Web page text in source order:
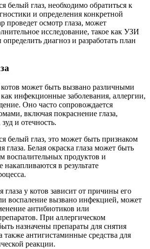
белый глаз, необходимо обратиться к
и определения конкретной
проведет осмотр глаза, может
исследование, такое как УЗИ
диагноз и разработать план
котов может быть вызвано различными
инфекционные заболевания, аллергии,
Оно часто сопровождается
включая покраснение глаза,
и отечность.
белый глаз, это может быть признаком
глаза. Белая окраска глаза может быть
воспалительных продуктов и
в результате
глаза у котов зависит от причины его
воспаление вызвано инфекцией, может
антибиотиков или
При аллергическом
назначены препараты для снятия
также антигистаминные средства для
реакции.